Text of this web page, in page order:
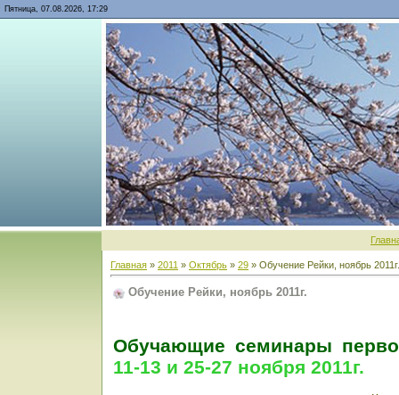
Пятница, 07.08.2026, 17:29
Главная » 2011 » Октябрь » 29 » Обучение Рейки, ноябрь 2011г.
Обучение Рейки, ноябрь 2011г.
Обучающие семинары
11-13 и 25-27 ноября 2011г.